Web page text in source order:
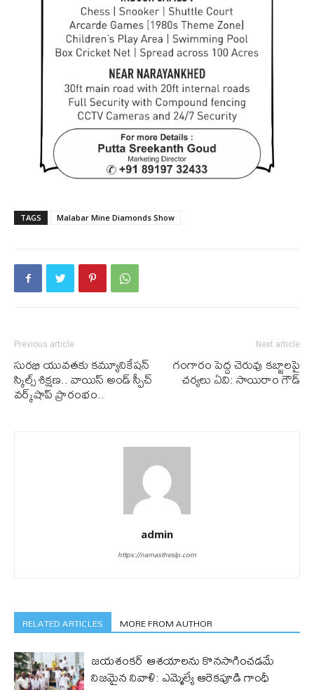
TAGS Malabar Mine Diamonds Show
Previous article
సురభి యువతకు కమ్యూనికేషన్
స్కిల్స్ శిక్షణ.. వాయిస్ అండ్ స్పీచ్
వర్క్‌షాప్ ప్రారంభం..
Next article
గంగారం పెద్ద చెరువు కబ్జాలపై
చ‌ర్య‌లు ఏవి: సాయిరాం గౌడ్
admin
https://namastheslp.com
RELATED ARTICLES MORE FROM AUTHOR
జయశంకర్ ఆశయాలను కొనసాగించడమే
నిజమైన నివాళి: ఎమ్మెల్యే ఆరెక‌పూడి గాంధీ